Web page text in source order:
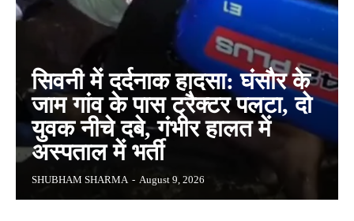
सिवनी में दर्दनाक हादसा: घंसौर के
जाम गांव के पास ट्रैक्टर पलटा, दो
युवक नीचे दबे, गंभीर हालत में
अस्पताल में भर्ती
SHUBHAM SHARMA - August 9, 2026